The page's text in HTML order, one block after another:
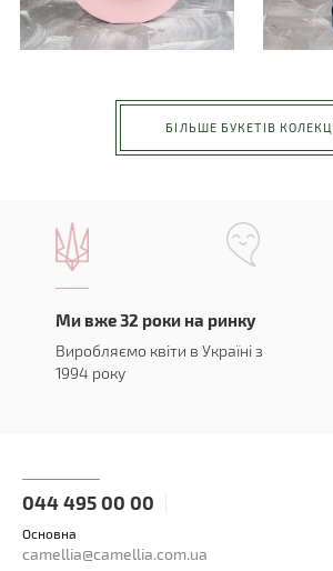
БІЛЬШЕ БУКЕТІВ
Ми вже 32 роки на ринку
Виробляємо квіти в Україні з
1994 року
044 495 00 00
Основна
camellia@camellia.com.ua